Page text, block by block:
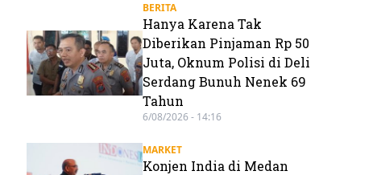
BERITA
Hanya Karena Tak
Diberikan Pinjaman Rp 50
Juta, Oknum Polisi di Deli
Serdang Bunuh Nenek 69
Tahun
6/08/2026 - 14:16
MARKET
Konjen India di Medan